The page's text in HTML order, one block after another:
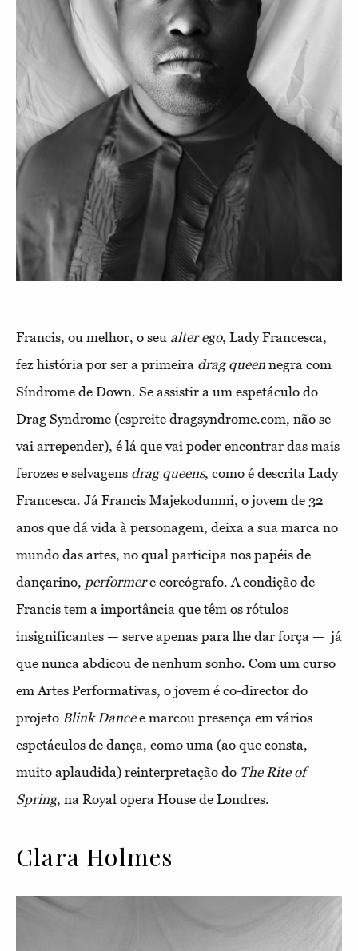
Francis, ou melhor, o seu alter ego, Lady Francesca,
fez história por ser a primeira drag queen negra com
Síndrome de Down. Se assistir a um espetáculo do
Drag Syndrome (espreite dragsyndrome.com, não se
vai arrepender), é lá que vai poder encontrar das mais
ferozes e selvagens drag queens, como é descrita Lady
Francesca. Já Francis Majekodunmi, o jovem de 32
anos que dá vida à personagem, deixa a sua marca no
mundo das artes, no qual participa nos papéis de
dançarino, performere coreógrafo. A condição de
Francis tem a importância que têm os rótulos
insignificantes — serve apenas para lhe dar força — já
que nunca abdicou de nenhum sonho. Com um curso
em Artes Performativas, o jovem é co-director do
projeto Blink Dancee marcou presença em vários
espetáculos de dança, como uma (ao que consta,
muito aplaudida) reinterpretação do The Rite of
Spring, na Royal opera House de Londres.
Clara Holmes